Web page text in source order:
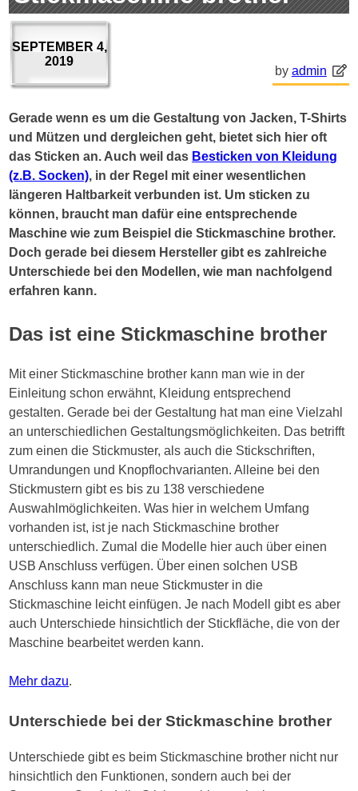
SEPTEMBER 4,
2019
by admin
Gerade wenn es um die Gestaltung von Jacken, T-Shirts
und Mützen und dergleichen geht, bietet sich hier oft
das Sticken an. Auch weil das Besticken von Kleidung
(z.B. Socken), in der Regel mit einer wesentlichen
längeren Haltbarkeit verbunden ist. Um sticken zu
können, braucht man dafür eine entsprechende
Maschine wie zum Beispiel die Stickmaschine brother.
Doch gerade bei diesem Hersteller gibt es zahlreiche
Unterschiede bei den Modellen, wie man nachfolgend
erfahren kann.
Das ist eine Stickmaschine brother
Mit einer Stickmaschine brother kann man wie in der
Einleitung schon erwähnt, Kleidung entsprechend
gestalten. Gerade bei der Gestaltung hat man eine Vielzahl
an unterschiedlichen Gestaltungsmöglichkeiten. Das betrifft
zum einen die Stickmuster, als auch die Stickschriften,
Umrandungen und Knopflochvarianten. Alleine bei den
Stickmustern gibt es bis zu 138 verschiedene
Auswahlmöglichkeiten. Was hier in welchem Umfang
vorhanden ist, ist je nach Stickmaschine brother
unterschiedlich. Zumal die Modelle hier auch über einen
USB Anschluss verfügen. Über einen solchen USB
Anschluss kann man neue Stickmuster in die
Stickmaschine leicht einfügen. Je nach Modell gibt es aber
auch Unterschiede hinsichtlich der Stickfläche, die von der
Maschine bearbeitet werden kann.
Mehr dazu.
Unterschiede bei der Stickmaschine brother
Unterschiede gibt es beim Stickmaschine brother nicht nur
hinsichtlich den Funktionen, sondern auch bei der